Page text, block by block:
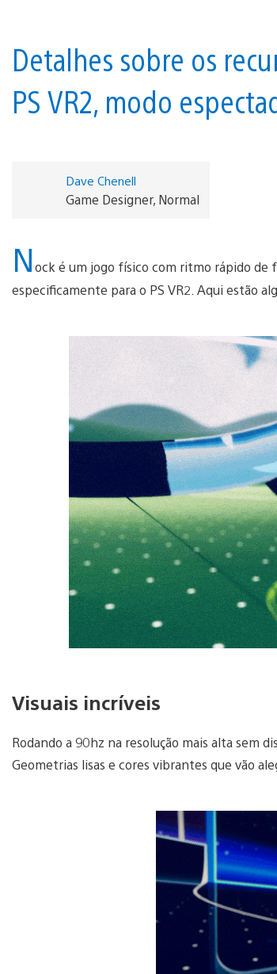
Detalhes sobre os
PS VR2, modo
Dave Chenell
Game Designer, Normal
Nock é um jogo físico com ritmo rápido de
especificamente para o PS VR2. Aqui estão
Visuais incríveis
Rodando a 90hz na resolução mais alta sem
Geometrias lisas e cores vibrantes que vão